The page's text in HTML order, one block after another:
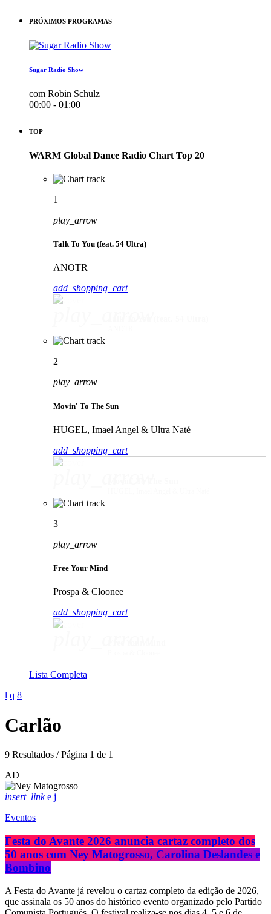
PRÓXIMOS PROGRAMAS
Sugar Radio Show
com Robin Schulz
00:00 - 01:00
TOP
WARM Global Dance Radio Chart Top 20
1
play_arrow
Talk To You (feat. 54 Ultra)
ANOTR
add_shopping_cart
2
play_arrow
Movin' To The Sun
HUGEL, Imael Angel & Ultra Naté
add_shopping_cart
3
play_arrow
Free Your Mind
Prospa & Cloonee
add_shopping_cart
Lista Completa
Carlão
9 Resultados / Página 1 de 1
AD
insert_link
Eventos
Festa do Avante 2026 anuncia cartaz completo dos
50 anos com Ney Matogrosso, Carolina Deslandes e
Bombino
A Festa do Avante já revelou o cartaz completo da edição de 2026,
que assinala os 50 anos do histórico evento organizado pelo Partido